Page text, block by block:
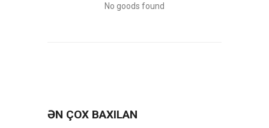
No goods found
ƏN ÇOX BAXILAN